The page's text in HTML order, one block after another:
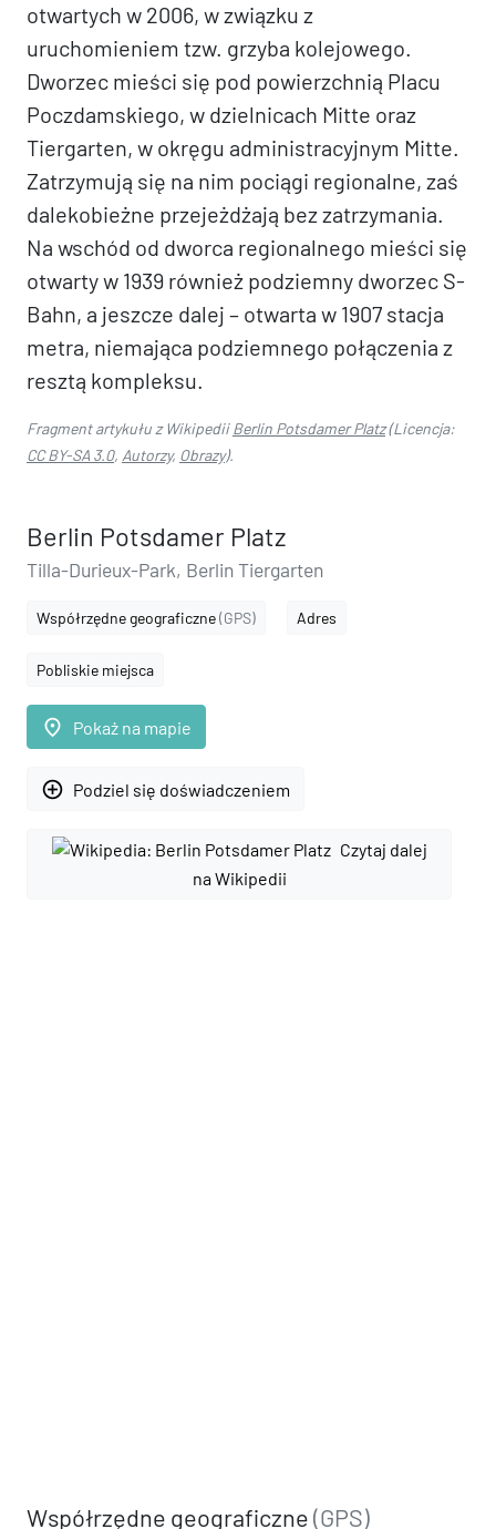
otwartych w 2006, w związku z
uruchomieniem tzw. grzyba kolejowego.
Dworzec mieści się pod powierzchnią Placu
Poczdamskiego, w dzielnicach Mitte oraz
Tiergarten, w okręgu administracyjnym Mitte.
Zatrzymują się na nim pociągi regionalne, zaś
dalekobieżne przejeżdżają bez zatrzymania.
Na wschód od dworca regionalnego mieści się
otwarty w 1939 również podziemny dworzec S-
Bahn, a jeszcze dalej – otwarta w 1907 stacja
metra, niemająca podziemnego połączenia z
resztą kompleksu.
Fragment artykułu z WikipediiBerlin Potsdamer Platz(Licencja:
CC BY-SA 3.0, Autorzy, Obrazy).
Berlin Potsdamer Platz
Tilla-Durieux-Park, Berlin Tiergarten
Współrzędne geograficzne(GPS) Adres
Pobliskie miejsca
place Pokaż na mapie
add_circle_outline Podziel się doświadczeniem
Czytaj dalej
na Wikipedii
Współrzędne geograficzne(GPS)